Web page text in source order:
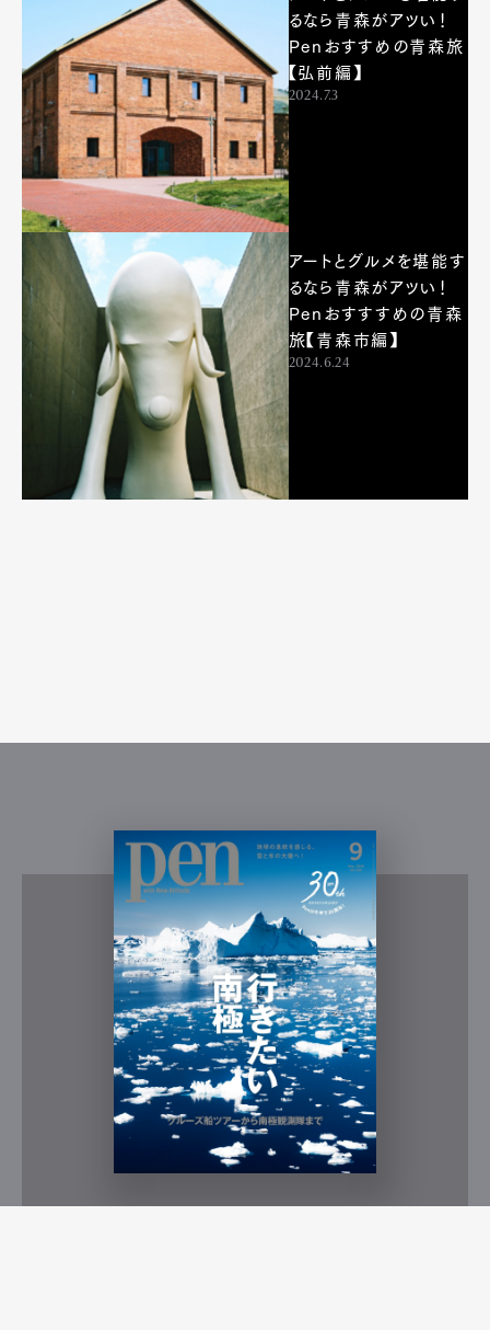
るなら青森がアツい！
Penおすすめの青森旅
【弘前編】
2024.7.3
アートとグルメを堪能す
るなら青森がアツい！
Penおすすすめの青森
旅【青森市編】
2024.6.24